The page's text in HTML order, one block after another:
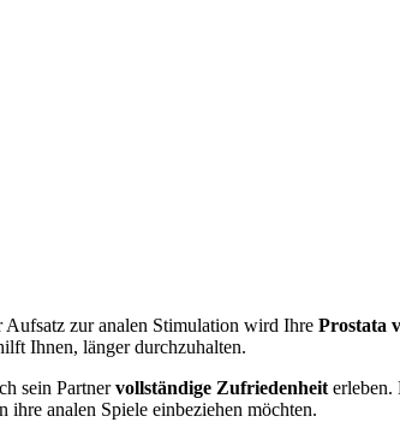
zur analen Stimulation wird Ihre Prostata
Ihnen, länger durchzuhalten.
sein Partnervollständige Zufriedenheit erleben.
analen Spiele einbeziehen möchten.